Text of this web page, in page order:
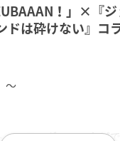
！」×『
ドは砕けない』コ
～
、ドラッグストアなど